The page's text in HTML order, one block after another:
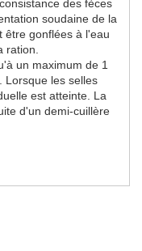
des fèces
soudaine de la
être gonflées à l'eau
ration.
un maximum de 1
Lorsque les selles
est atteinte. La
d'un demi-cuillère